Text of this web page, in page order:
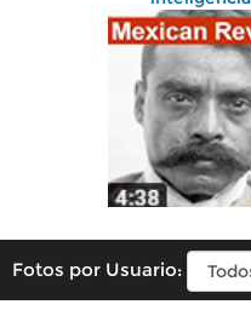
Fotos por Usuario: